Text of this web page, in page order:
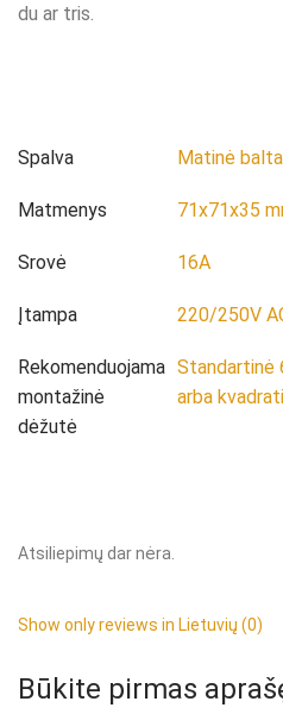
du ar tris.
Spalva Matinė balta
Matmenys 71x71x35
Srovė 16A
Įtampa 220/250V
Rekomenduojama
montažinė
dėžutė
Standartinė
arba
Atsiliepimų dar nėra.
Show only reviews in Lietuvių (0)
Būkite pirmas